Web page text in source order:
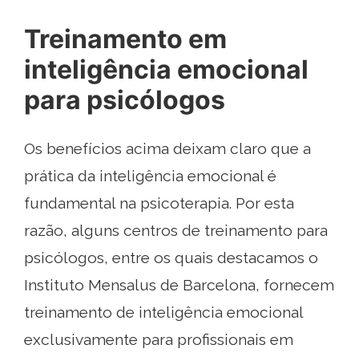
Treinamento em
inteligência emocional
para psicólogos
Os benefícios acima deixam claro que a
prática da inteligência emocional é
fundamental na psicoterapia. Por esta
razão, alguns centros de treinamento para
psicólogos, entre os quais destacamos o
Instituto Mensalus de Barcelona, ​​fornecem
treinamento de inteligência emocional
exclusivamente para profissionais em